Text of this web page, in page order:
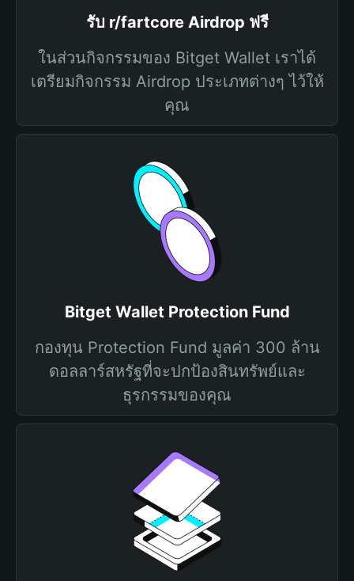
รับ r/fartcore Airdrop ฟรี
ในส่วนกิจกรรมของ Bitget Wallet เราได้
เตรียมกิจกรรม Airdrop ประเภทต่างๆ ไว้ให้
คุณ
Bitget Wallet Protection Fund
กองทุน Protection Fund มูลค่า 300 ล้าน
ดอลลาร์สหรัฐที่จะปกป้องสินทรัพย์และ
ธุรกรรมของคุณ